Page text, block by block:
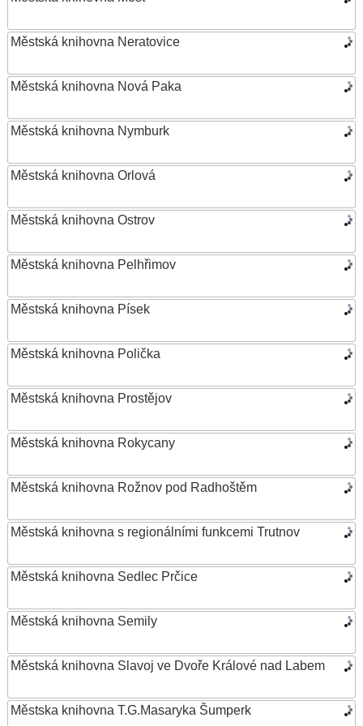
Městská knihovna Neratovice
Městská knihovna Nová Paka
Městská knihovna Nymburk
Městská knihovna Orlová
Městská knihovna Ostrov
Městská knihovna Pelhřimov
Městská knihovna Písek
Městská knihovna Polička
Městská knihovna Prostějov
Městská knihovna Rokycany
Městská knihovna Rožnov pod Radhoštěm
Městská knihovna s regionálními funkcemi Trutnov
Městská knihovna Sedlec Prčice
Městská knihovna Semily
Městská knihovna Slavoj ve Dvoře Králové nad Labem
Městska knihovna T.G.Masaryka Šumperk